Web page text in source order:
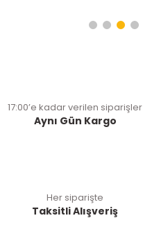
17:00’e kadar verilen siparişler
Aynı Gün Kargo
Her siparişte
Taksitli Alışveriş